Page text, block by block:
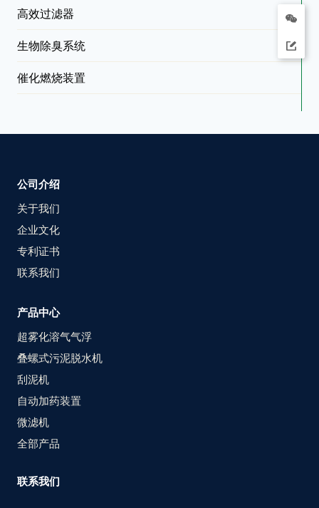
高效过滤器
生物除臭系统
催化燃烧装置
公司介绍
关于我们
企业文化
专利证书
联系我们
产品中心
超雾化溶气气浮
叠螺式污泥脱水机
刮泥机
自动加药装置
微滤机
全部产品
联系我们